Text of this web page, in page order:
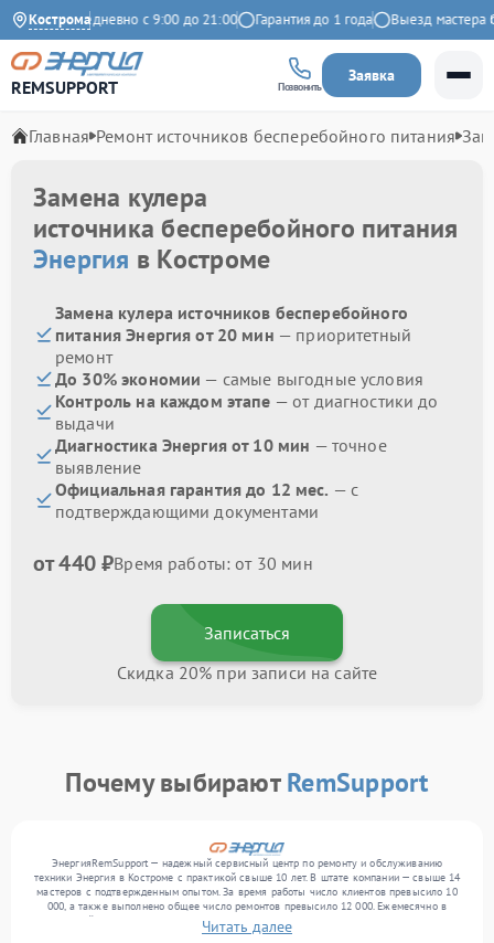
Кострома
Ежедневно с 9:00 до 21:00 Гарантия до 1 года Выезд мастера
REMSUPPORT Позвонить
Заявка
Главная Ремонт источников бесперебойного питания
Замена кулера
источника бесперебойного питания
Энергия в Костроме
Замена кулера источников бесперебойного
питания Энергия от 20 мин — приоритетный
ремонт
До 30% экономии — самые выгодные условия
Контроль на каждом этапе — от диагностики до
выдачи
Диагностика Энергия от 10 мин — точное
выявление
Официальная гарантия до 12 мес. — с
подтверждающими документами
от 440 ₽Время работы: от 30 мин
Записаться
Скидка 20% при записи на сайте
Почему выбираютRemSupport
ЭнергияRemSupport — надежный сервисный центр по ремонту и обслуживанию
техники Энергия в Костроме с практикой свыше 10 лет. В штате компании — свыше 14
мастеров с подтвержденным опытом. За время работы число клиентов превысило 10
000, а также выполнено общее число ремонтов превысило 12 000. Ежемесячно в
сервисный центр поступает свыше 300 единиц техники, включая , , . Мы беремся за
задачи любой сложности и гарантируем высокое качество обслуживания благодаря
Читать далее